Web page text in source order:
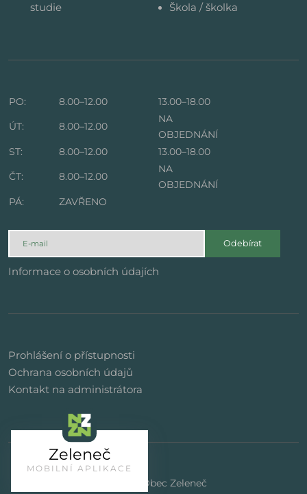
studie
Škola / školka
PO: 8.00–12.00
13.00–18.00
ÚT:
8.00–12.00
NA
OBJEDNÁNÍ
ST:
8.00–12.00
13.00–18.00
ČT:
8.00–12.00
NA
OBJEDNÁNÍ
PÁ:
ZAVŘENO
Odebírat
Informace o osobních údajích
Prohlášení o přístupnosti
Ochrana osobních údajů
Kontakt na administrátora
© 2023 | Obec Zeleneč
Zeleneč
MOBILNÍ APLIKACE